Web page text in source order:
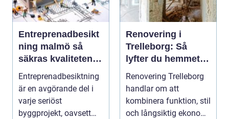
Entreprenadbesikt
ning malmö så
säkras kvaliteten i
byggprojekt
Entreprenadbesiktning
är en avgörande del i
varje seriöst
byggprojekt, oavsett
Renovering i
Trelleborg: Så
lyfter du hemmet
på ett smart sätt
Renovering Trelleborg
handlar om att
kombinera funktion, stil
och långsiktig ekonomi